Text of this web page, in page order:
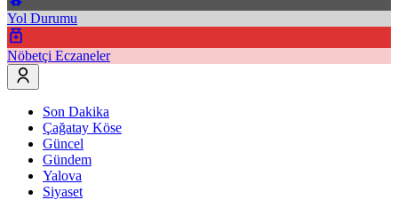
Yol Durumu
Nöbetçi Eczaneler
Son Dakika
Çağatay Köse
Güncel
Gündem
Yalova
Siyaset